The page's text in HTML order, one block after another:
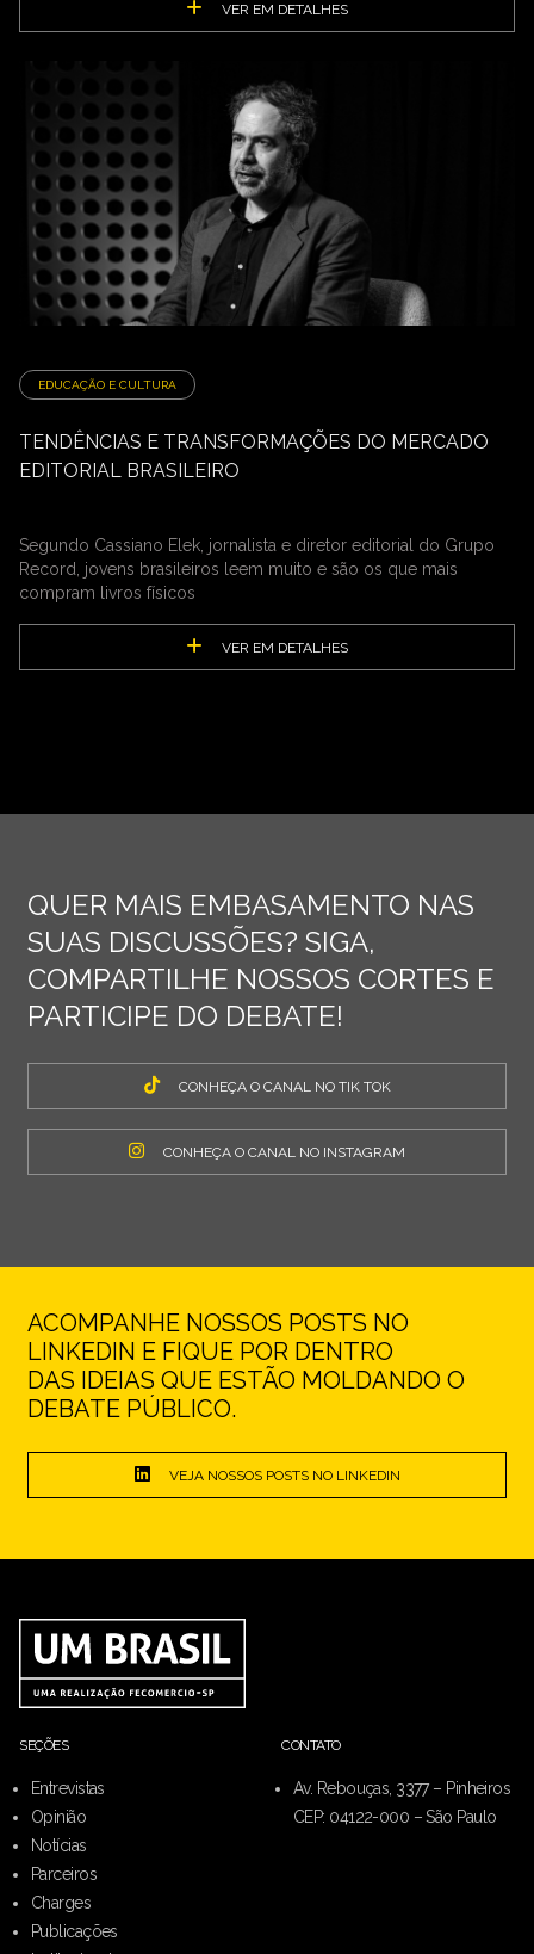
VER EM DETALHES
EDUCAÇÃO E CULTURA
TENDÊNCIAS E TRANSFORMAÇÕES DO MERCADO
EDITORIAL BRASILEIRO
Segundo Cassiano Elek, jornalista e diretor editorial do Grupo
Record, jovens brasileiros leem muito e são os que mais
compram livros físicos
VER EM DETALHES
QUER MAIS EMBASAMENTO NAS
SUAS DISCUSSÕES? SIGA,
COMPARTILHE NOSSOS CORTES E
PARTICIPE DO DEBATE!
CONHEÇA O CANAL NO TIK TOK
CONHEÇA O CANAL NO INSTAGRAM
ACOMPANHE NOSSOS POSTS NO
LINKEDIN E FIQUE POR DENTRO
DAS IDEIAS QUE ESTÃO MOLDANDO O
DEBATE PÚBLICO.
VEJA NOSSOS POSTS NO LINKEDIN
SEÇÕES
Entrevistas
Opinião
Notícias
Parceiros
Charges
Publicações
CONTATO
Av. Rebouças, 3377 – Pinheiros
CEP: 04122-000 – São Paulo